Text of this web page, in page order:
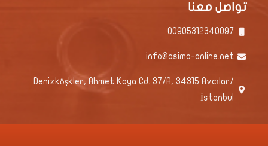
تواصل معنا
00905312340097
info@asima-online.net
Denizköşkler, Ahmet Kaya Cd. 37/A, 34315 Avcılar/
İstanbul